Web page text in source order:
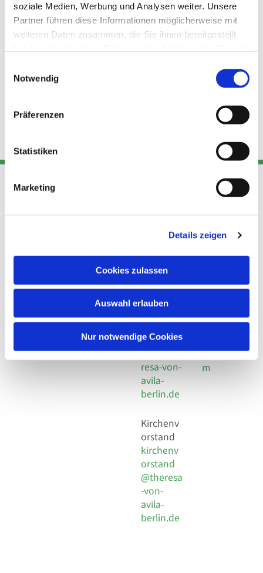
soziale Medien, Werbung und Analysen weiter. Unsere
Partner führen diese Informationen möglicherweise mit
weiteren Daten zusammen, die Sie ihnen bereitgestellt
Notwendig
Präferenzen
Statistiken
Marketing
Details zeigen
Cookies zulassen
Auswahl erlauben
Nur notwendige Cookies
Adresse
Kirchengemeinde Pfarrei
Hl. Theresa von Avila Berlin
Leitender Pfarrer - Norbert
Behaimstr. 39
Kont
Telefon
+49 30
924 64 28
Fax +49
30 924 54
18
E-Mail
info@the
resa-von-
avila-
berlin.de
Kirchenv
orstand
kirchenv
orstand
@theresa
-von-
avila-
berlin.de
Links
Datensch
utz
Social
Impressu
m